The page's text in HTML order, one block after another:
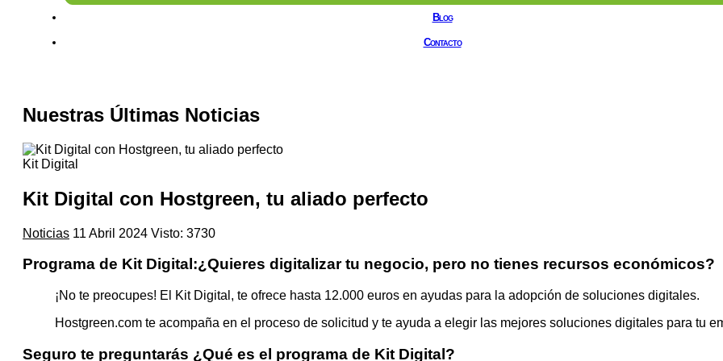
Blog
Contacto
Nuestras Últimas Noticias
Kit Digital
Kit Digital con Hostgreen, tu aliado perfecto
Noticias 11 Abril 2024 Visto: 3730
Programa de Kit Digital:¿Quieres digitalizar tu negocio, pero no tienes recursos económicos?
¡No te preocupes! El Kit Digital, te ofrece hasta 12.000 euros en ayudas para la adopción de soluciones digitales.
Hostgreen.com te acompaña en el proceso de solicitud y te ayuda a elegir las mejores soluciones digitales para tu
Seguro te preguntarás ¿Qué es el programa de Kit Digital?